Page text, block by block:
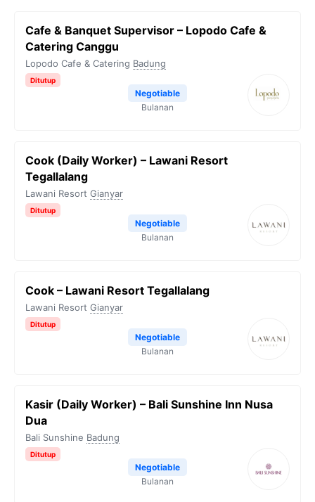
Cafe & Banquet Supervisor – Lopodo Cafe &
Catering Canggu
Lopodo Cafe & Catering Badung
Ditutup
Negotiable
Bulanan
Cook (Daily Worker) – Lawani Resort
Tegallalang
Lawani Resort Gianyar
Ditutup
Negotiable
Bulanan
Cook – Lawani Resort Tegallalang
Lawani Resort Gianyar
Ditutup
Negotiable
Bulanan
Kasir (Daily Worker) – Bali Sunshine Inn Nusa
Dua
Bali Sunshine Badung
Ditutup
Negotiable
Bulanan